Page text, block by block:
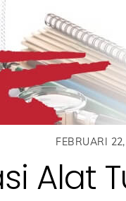
FEBRUARI
Alat